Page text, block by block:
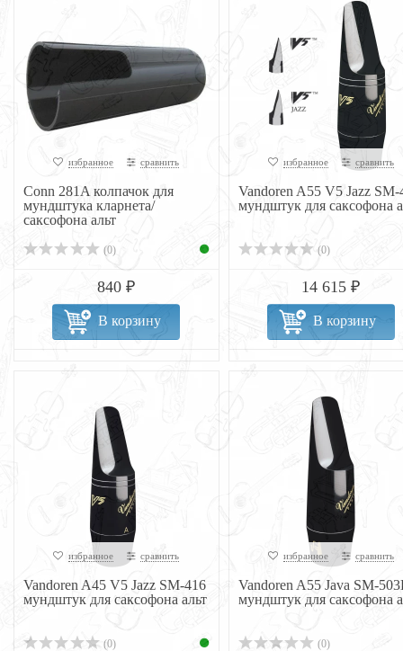
избранное сравнить
Conn 281A колпачок для
мундштука кларнета/
саксофона альт
(0)
840 ₽
В корзину
избранное сравнить
Vandoren A55 V5 Jazz SM-
мундштук для саксофона
(0)
14 615 ₽
В корзину
избранное сравнить
Vandoren A45 V5 Jazz SM-416
мундштук для саксофона альт
(0)
избранное сравнить
Vandoren A55 Java SM-
мундштук для саксофона
(0)